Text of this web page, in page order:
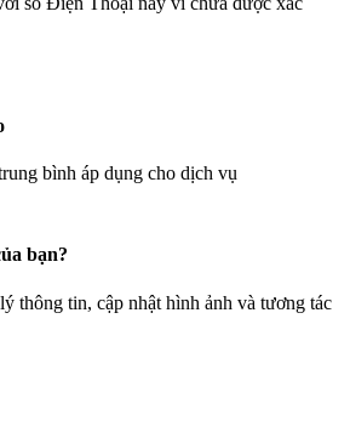
bình áp dụng cho dịch vụ
bạn?
thông tin, cập nhật hình ảnh và tương tác